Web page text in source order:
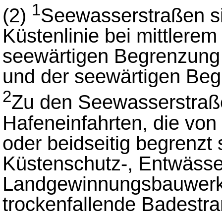
(2) 1Seewasserstraßen
Küstenlinie bei
seewärtigen
und der seewärtigen
2Zu den
Hafeneinfahrten, die
oder beidseitig begrenzt
Küstenschutz-,
trockenfallende